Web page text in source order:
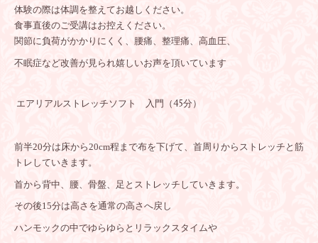
体験の際は体調を整えてお越しください。
食事直後のご受講はお控えください。
関節に負荷がかかりにくく、腰痛、整理痛、高血圧、
不眠症など改善が見られ嬉しいお声を頂いています
エアリアルストレッチソフト 入門（45分）
前半20分は床から20cm程まで布を下げて、首周りからストレッチと筋
トレしていきます。
首から背中、腰、骨盤、足とストレッチしていきます。
その後15分は高さを通常の高さへ戻し
ハンモックの中でゆらゆらとリラックスタイムや